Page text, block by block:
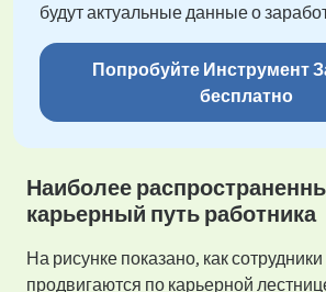
будут актуальные данные о
Попробуйте Инструмент
бесплатно
Наиболее
карьерный путь работника
На рисунке показано, как
продвигаются по карьерной